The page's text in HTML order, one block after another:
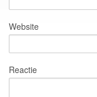
Website
Reactie